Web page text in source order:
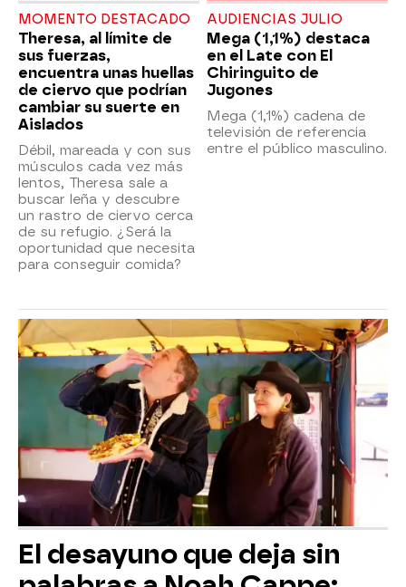
MOMENTO DESTACADO
Theresa, al límite de
sus fuerzas,
encuentra unas huellas
de ciervo que podrían
cambiar su suerte en
Aislados
Débil, mareada y con sus
músculos cada vez más
lentos, Theresa sale a
buscar leña y descubre
un rastro de ciervo cerca
de su refugio. ¿Será la
oportunidad que necesita
para conseguir comida?
AUDIENCIAS JULIO
Mega (1,1%) destaca
en el Late con El
Chiringuito de
Jugones
Mega (1,1%) cadena de
televisión de referencia
entre el público masculino.
El desayuno que deja sin